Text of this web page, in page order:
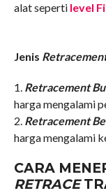
alat seperti level
Jenis
1. Retracement
harga mengalami
2. Retracement
harga mengalami
CARA
RETRACE